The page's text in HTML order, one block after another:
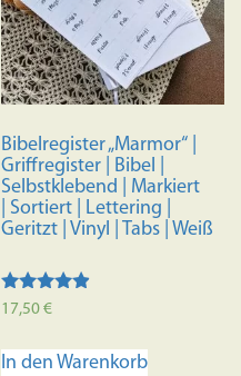
können
auf
der
gewählt
werden
Bibelregister „Marmor“ |
Griffregister | Bibel |
Selbstklebend | Markiert
| Sortiert | Lettering |
Geritzt | Vinyl | Tabs | Weiß
Bewertet
mit
von 5
17,50€
In den Warenkorb